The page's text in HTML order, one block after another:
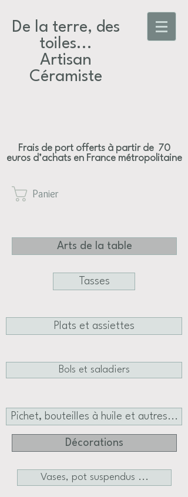
De la terre, des
toiles...​
Artisan
Céramiste
Frais de port offerts à partir de 70
euros d’achats en France métropolitaine
Panier
Arts de la table
Tasses
Plats et assiettes
Bols et saladiers
Pichet, bouteilles à huile et autres...
Décorations
Vases, pot suspendus ...